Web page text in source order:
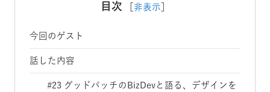
目次 非表示
今回のゲスト
話した内容
#23 グッドパッチのBizDevと語る、デザインを